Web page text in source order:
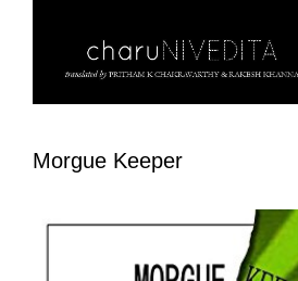
Morgue Keeper